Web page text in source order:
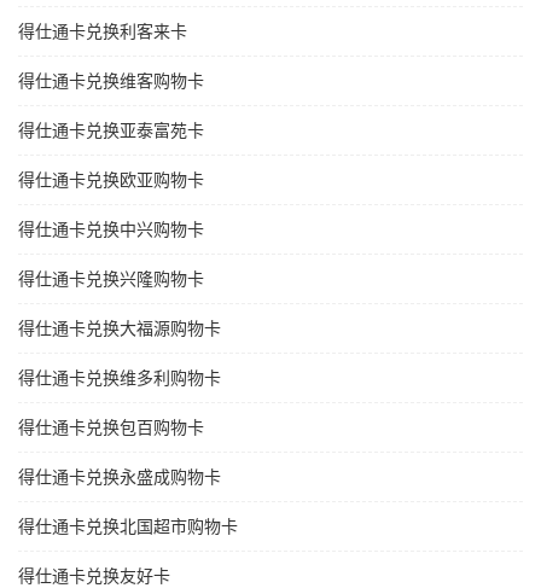
得仕通卡兑换利客来卡
得仕通卡兑换维客购物卡
得仕通卡兑换亚泰富苑卡
得仕通卡兑换欧亚购物卡
得仕通卡兑换中兴购物卡
得仕通卡兑换兴隆购物卡
得仕通卡兑换大福源购物卡
得仕通卡兑换维多利购物卡
得仕通卡兑换包百购物卡
得仕通卡兑换永盛成购物卡
得仕通卡兑换北国超市购物卡
得仕通卡兑换友好卡